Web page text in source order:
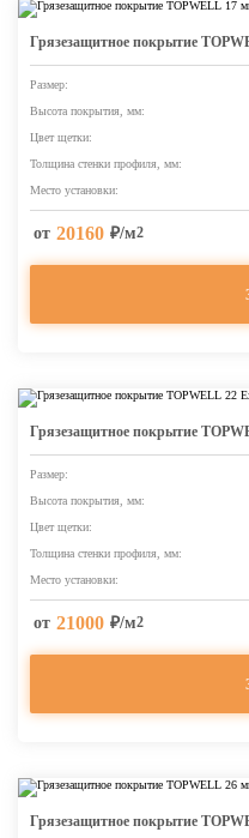
Грязезащитное покрытие
Размер:
Высота покрытия, мм:
Цвет щетки:
Толщина стенки профиля, мм:
Место установки:
от 20160 ₽/м2
Грязезащитное покрытие
Размер:
Высота покрытия, мм:
Цвет щетки:
Толщина стенки профиля, мм:
Место установки:
от 21000 ₽/м2
Грязезащитное покрытие